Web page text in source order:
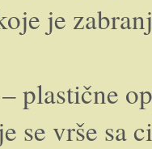
je
plastične
se vrše sa